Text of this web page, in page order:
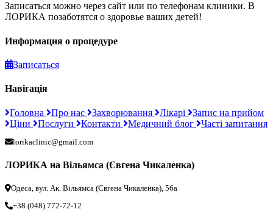
Записаться можно через сайт или по телефонам клиники. В
ЛОРИКА позаботятся о здоровье ваших детей!
Информация о процедуре
Записаться
Навігація
Головна Про нас Захворювання Лікарі
Запис на прийом
Ціни
Послуги Контакти Медичний блог Часті запитання
lorikaclinic@gmail.com
ЛОРИКА на Вільямса (Євгена Чикаленка)
Одеса, вул. Ак. Вільямса (Євгена Чикаленка), 56а
+38 (048) 772-72-12